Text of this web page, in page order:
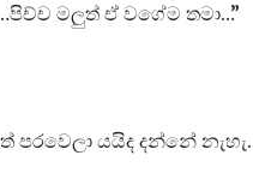
මලුත් ඒ වගේම තමා…”
යයිද දන්නේ